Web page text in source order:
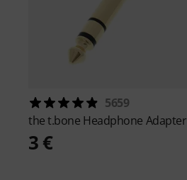
5659
the t.bone Headphone Adapter
3 €